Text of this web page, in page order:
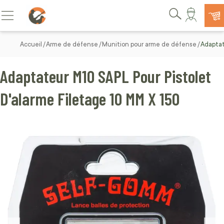
Allez au contenu
Basculer la navigation
Rechercher
Accueil Arme de défense Munition pour arme de défense
Adaptateur M10 SAPL Pour Pistolet
D'alarme Filetage 10 MM X 150